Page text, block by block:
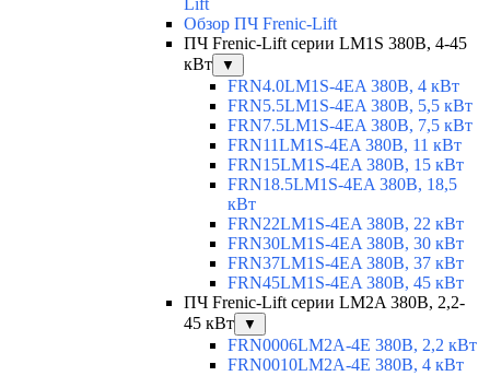
Lift
Обзор ПЧ Frenic-Lift
ПЧ Frenic-Lift серии LM1S 380В, 4-45
кВт
▼
FRN4.0LM1S-4EA 380В, 4 кВт
FRN5.5LM1S-4EA 380В, 5,5 кВт
FRN7.5LM1S-4EA 380В, 7,5 кВт
FRN11LM1S-4EA 380В, 11 кВт
FRN15LM1S-4EA 380В, 15 кВт
FRN18.5LM1S-4EA 380В, 18,5
кВт
FRN22LM1S-4EA 380В, 22 кВт
FRN30LM1S-4EA 380В, 30 кВт
FRN37LM1S-4EA 380В, 37 кВт
FRN45LM1S-4EA 380В, 45 кВт
ПЧ Frenic-Lift серии LM2A 380В, 2,2-
45 кВт
▼
FRN0006LM2A-4E 380В, 2,2 кВт
FRN0010LM2A-4E 380В, 4 кВт